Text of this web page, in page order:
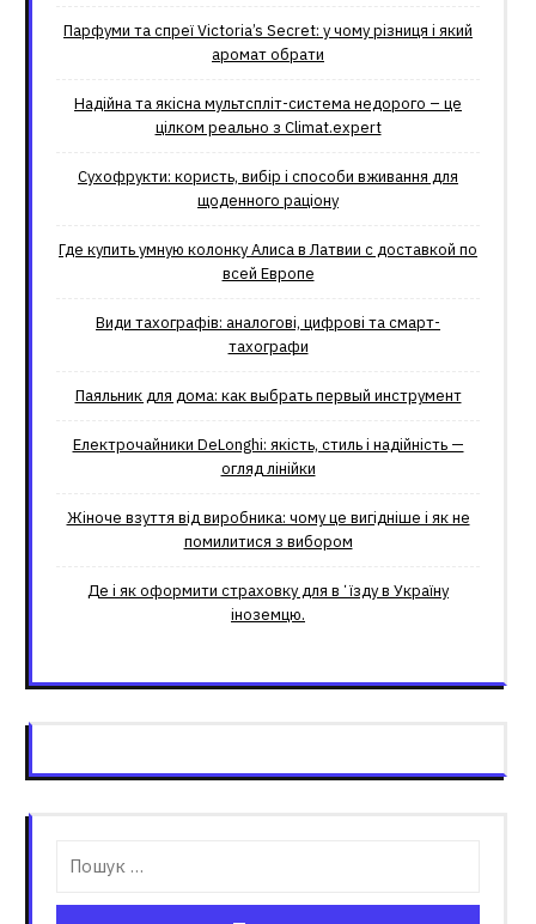
Парфуми та спреї Victoria’s Secret: у чому різниця і який
аромат обрати
Надійна та якісна мультспліт-система недорого – це
цілком реально з Climat.еxpert
Сухофрукти: користь, вибір і способи вживання для
щоденного раціону
Где купить умную колонку Алиса в Латвии с доставкой по
всей Европе
Види тахографів: аналогові, цифрові та смарт-
тахографи
Паяльник для дома: как выбрать первый инструмент
Електрочайники DeLonghi: якість, стиль і надійність —
огляд лінійки
Жіноче взуття від виробника: чому це вигідніше і як не
помилитися з вибором
Де і як оформити страховку для вʼїзду в Україну
іноземцю.